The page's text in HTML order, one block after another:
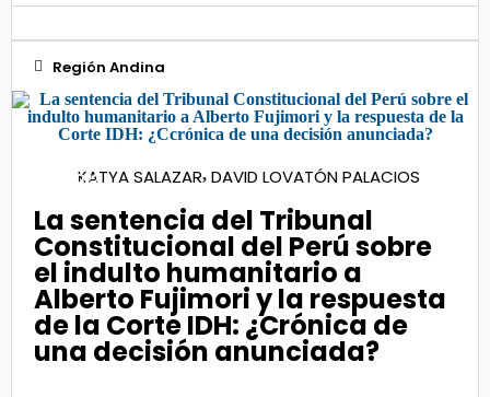
Región Andina
06
May 2022KATYA SALAZAR, DAVID LOVATÓN PALACIOS
La sentencia del Tribunal
Constitucional del Perú sobre
el indulto humanitario a
Alberto Fujimori y la respuesta
de la Corte IDH: ¿Crónica de
una decisión anunciada?